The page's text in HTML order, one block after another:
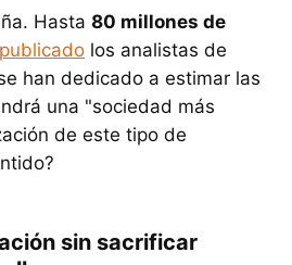
Hasta 80 millones de
los analistas de
han dedicado a estimar las
una "sociedad más
de este tipo de
sin sacrificar